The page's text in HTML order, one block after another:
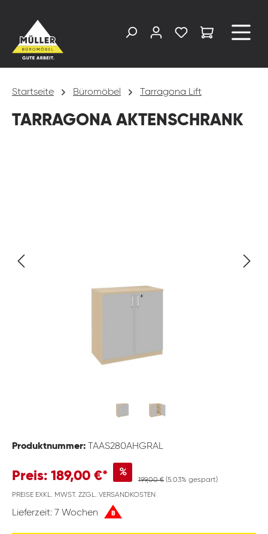
Startseite Büromöbel Tarragona Lift
TARRAGONA AKTENSCHRANK
Produktnummer: TAAS280AHGRAL
Preis: 189,00 €* %
199,00 € (5.03% gespart)
PREISE EXKL. MWST. ZZGL. VERSANDKOSTEN
Lieferzeit: 7 Wochen B